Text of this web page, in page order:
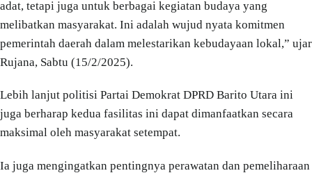
adat, tetapi juga untuk berbagai kegiatan budaya yang
melibatkan masyarakat. Ini adalah wujud nyata komitmen
pemerintah daerah dalam melestarikan kebudayaan lokal,” ujar
Rujana, Sabtu (15/2/2025).
Lebih lanjut politisi Partai Demokrat DPRD Barito Utara ini
juga berharap kedua fasilitas ini dapat dimanfaatkan secara
maksimal oleh masyarakat setempat.
Ia juga mengingatkan pentingnya perawatan dan pemeliharaan